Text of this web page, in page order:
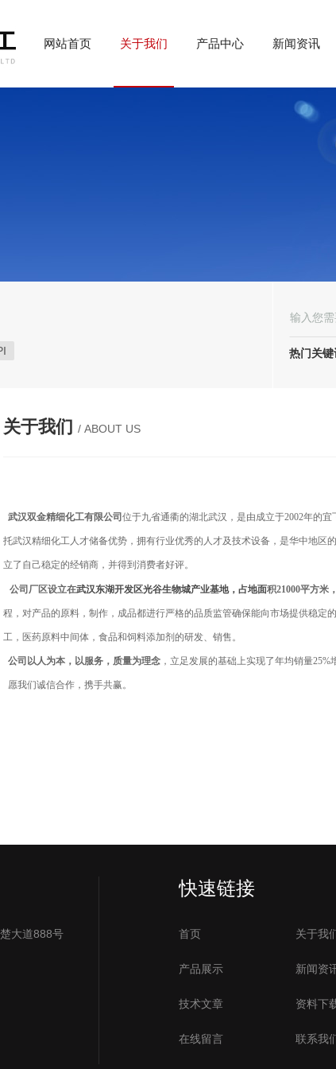
网站首页 关于我们 产品中心 新闻资讯
热门关键
关于我们 / ABOUT US
武汉双金精细化工有限公司 位于九省通衢的湖北武汉，是由成立于2002年的
托武汉精细化工人才储备优势，拥有行业优秀的人才及技术设备，是华中地区的
立了自己稳定的经销商，并得到消费者好评。
公司厂区设立在武汉东湖开发区光谷生物城产业基地，占地面积21000平方米
程，对产品的原料，制作，成品都进行严格的品质监管确保能向市场提供稳
工，医药原料中间体，食品和饲料添加剂的研发、销售。
公司以人为本，以服务，质量为理念 ，立足发展的基础上实现了年均销量
愿我们诚信合作，携手共赢。
大道888号
快速链接
首页 关于我
产品展示 新闻资
技术文章 资料下
在线留言 联系我